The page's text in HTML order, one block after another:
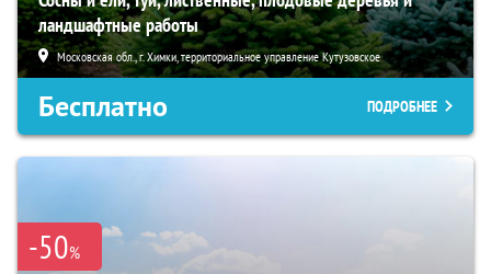
ландшафтные работы
Московская обл., г. Химки, территориальное управление Кутузовское
Бесплатно ПОДРОБНЕЕ
-50%